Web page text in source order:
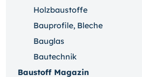
Holzbaustoffe
Bauprofile, Bleche
Bauglas
Bautechnik
Baustoff Magazin